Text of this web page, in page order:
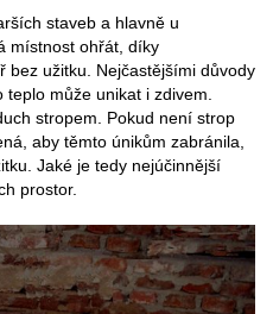
staveb a hlavně u
místnost ohřát, díky
bez užitku. Nejčastějšími důvody
může unikat i zdivem.
stropem. Pokud není strop
aby těmto únikům zabránila,
Jaké je tedy nejúčinnější
prostor.